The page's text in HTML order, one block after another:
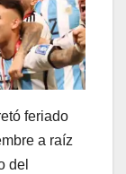
feriado
a raíz
del